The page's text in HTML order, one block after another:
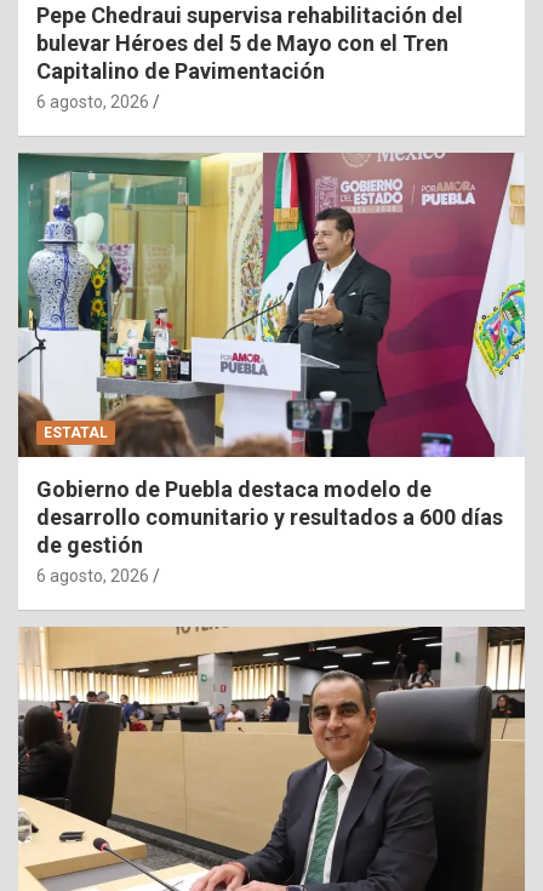
Pepe Chedraui supervisa rehabilitación del
bulevar Héroes del 5 de Mayo con el Tren
Capitalino de Pavimentación
6 agosto, 2026
ESTATAL
Gobierno de Puebla destaca modelo de
desarrollo comunitario y resultados a 600 días
de gestión
6 agosto, 2026